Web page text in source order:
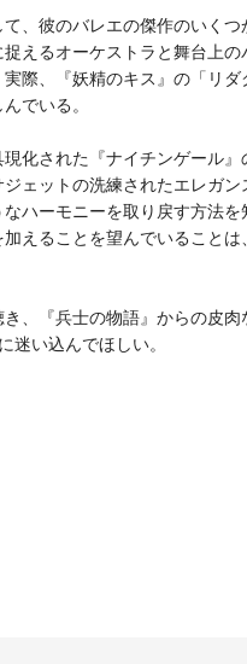
、彼のバレエの傑作のいく
えるオーケストラと舞台上
際、『妖精のキス』の「リ
でいる。
化された『ナイチンゲール
ェットの洗練されたエレガ
ハーモニーを取り戻す方法
えることを望んでいること
、『兵士の物語』からの皮
い込んでほしい。